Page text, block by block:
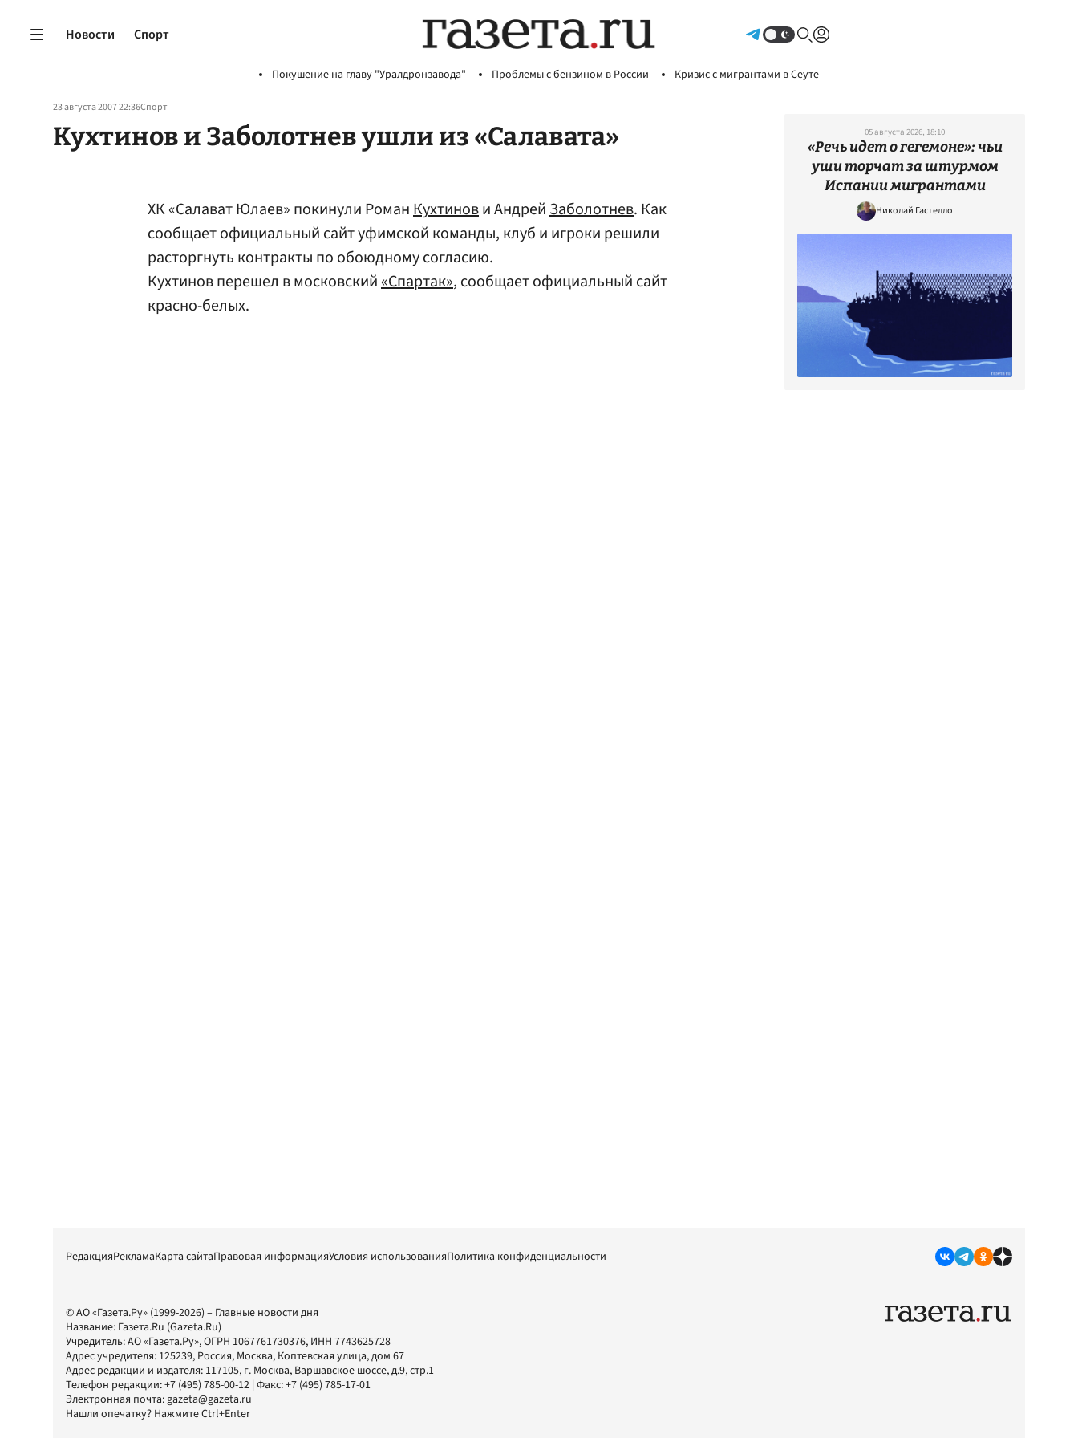
Новости Спорт
Покушение на главу "Уралдронзавода" Проблемы с бензином в России Кризис с мигрантами в Сеуте
23 августа 2007 22:36Спорт
Кухтинов и Заболотнев ушли из «Салавата»
ХК «Салават Юлаев» покинули РоманКухтинови АндрейЗаболотнев. Как
сообщает официальный сайт уфимской команды, клуб и игроки решили
расторгнуть контракты по обоюдному согласию.
Кухтинов перешел в московский«Спартак», сообщает официальный сайт
красно-белых.
05 августа 2026, 18:10
«Речь идет о гегемоне»: чьи
уши торчат за штурмом
Испании мигрантами
Николай Гастелло
РедакцияРекламаКарта сайтаПравовая информацияУсловия использованияПолитика конфиденциальности
© АО «Газета.Ру» (1999-2026) – Главные новости дня
Название: Газета.Ru (Gazeta.Ru)
Учредитель:АО «Газета.Ру», ОГРН 1067761730376, ИНН 7743625728
Адрес учредителя: 125239, Россия, Москва, Коптевская улица, дом 67
Адрес редакции и издателя: 117105, г. Москва, Варшавское шоссе, д.9, стр.1
Телефон редакции:+7 (495) 785-00-12 | Факс:+7 (495) 785-17-01
Электронная почта:gazeta@gazeta.ru
Нашли опечатку? Нажмите Ctrl+Enter